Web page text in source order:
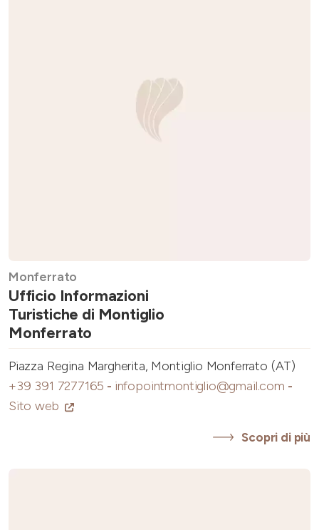
Monferrato
Ufficio Informazioni
Turistiche di Montiglio
Monferrato
Piazza Regina Margherita, Montiglio Monferrato (AT)
+39 391 7277165 - infopointmontiglio@gmail.com -
Sito web
Scopri di più